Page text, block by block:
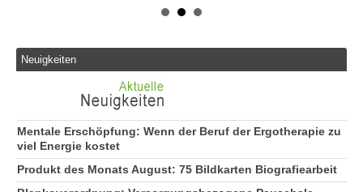
Neuigkeiten
Mentale Erschöpfung: Wenn der Beruf der Ergotherapie zu
viel Energie kostet
Produkt des Monats August: 75 Bildkarten Biografiearbeit